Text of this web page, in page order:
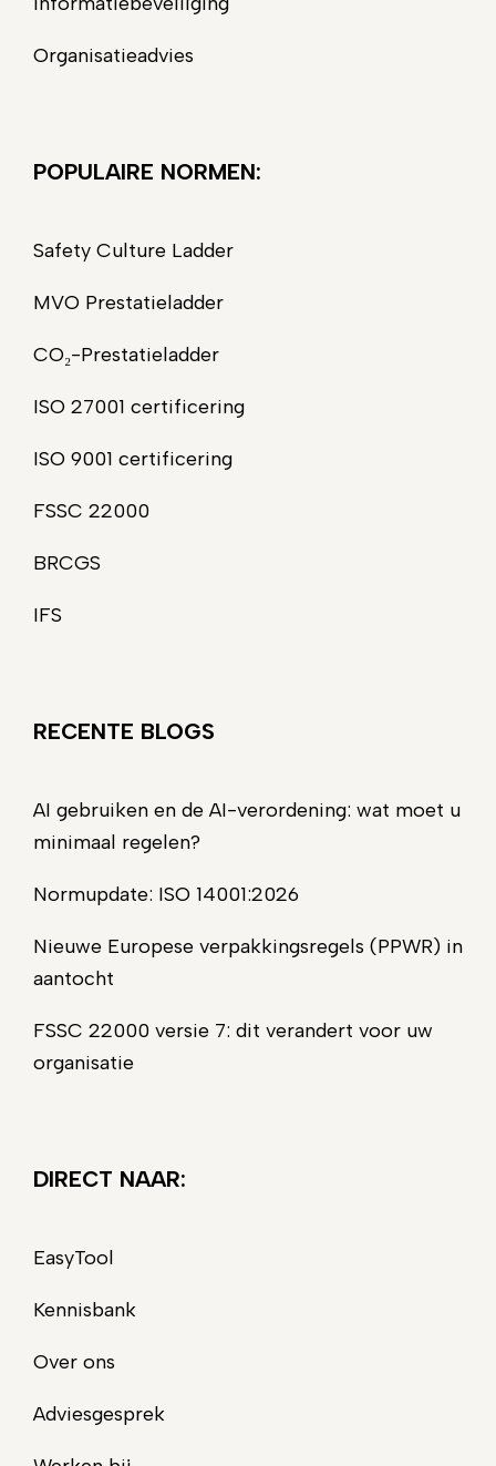
Organisatieadvies
POPULAIRE NORMEN:
Safety Culture Ladder
MVO Prestatieladder
CO₂-Prestatieladder
ISO 27001 certificering
ISO 9001 certificering
FSSC 22000
BRCGS
IFS
RECENTE BLOGS
AI gebruiken en de AI-verordening: wat moet u
minimaal regelen?
Normupdate: ISO 14001:2026
Nieuwe Europese verpakkingsregels (PPWR) in
aantocht
FSSC 22000 versie 7: dit verandert voor uw
organisatie
DIRECT NAAR:
EasyTool
Kennisbank
Over ons
Adviesgesprek